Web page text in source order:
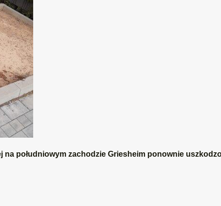
na południowym zachodzie Griesheim ponownie